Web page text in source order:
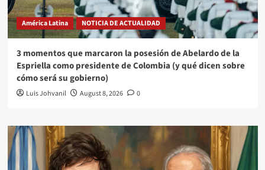
América Latina NOTICIA DE ACTUALIDAD
3 momentos que marcaron la posesión de Abelardo de la
Espriella como presidente de Colombia (y qué dicen sobre
cómo será su gobierno)
Luis Johvanil August 8, 2026 0